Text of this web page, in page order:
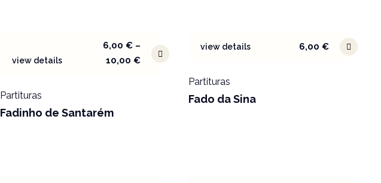
view details
6,00€ –
10,00€
Partituras
Fadinho de Santarém
view details 6,00€
Partituras
Fado da Sina